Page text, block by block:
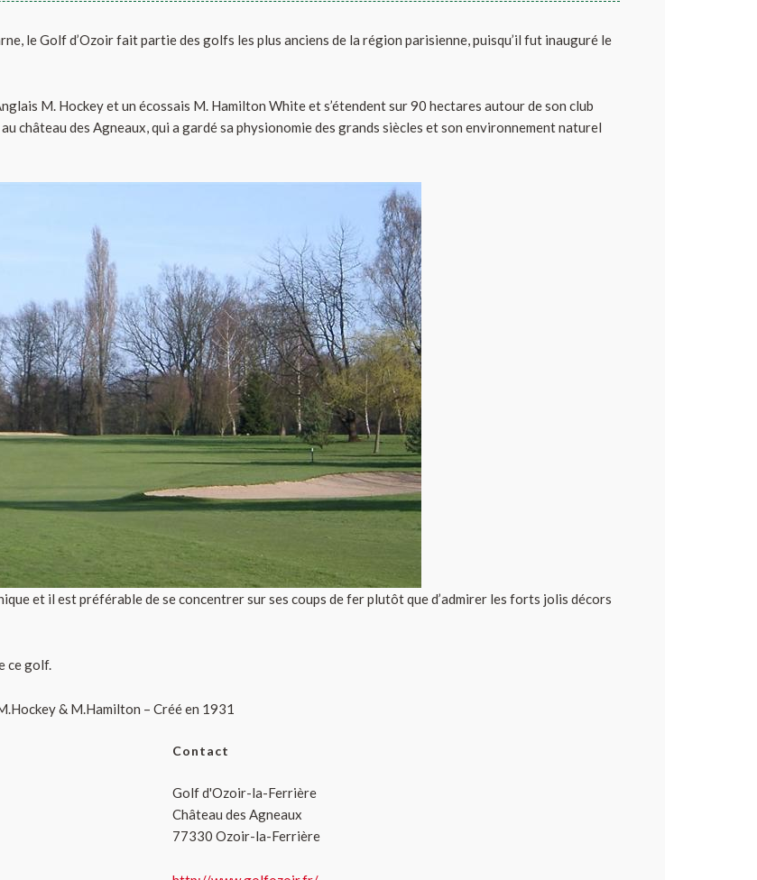
le Golf d’Ozoir fait partie des golfs les plus anciens de la région parisienne, puisqu’il fut inauguré le
M. Hockey et un écossais M. Hamilton White et s’étendent sur 90 hectares autour de son club
château des Agneaux, qui a gardé sa physionomie des grands siècles et son environnement naturel
et il est préférable de se concentrer sur ses coups de fer plutôt que d’admirer les forts jolis décors
ce golf.
& M.Hamilton – Créé en 1931
Contact
Golf d'Ozoir-la-Ferrière
Château des Agneaux
77330 Ozoir-la-Ferrière